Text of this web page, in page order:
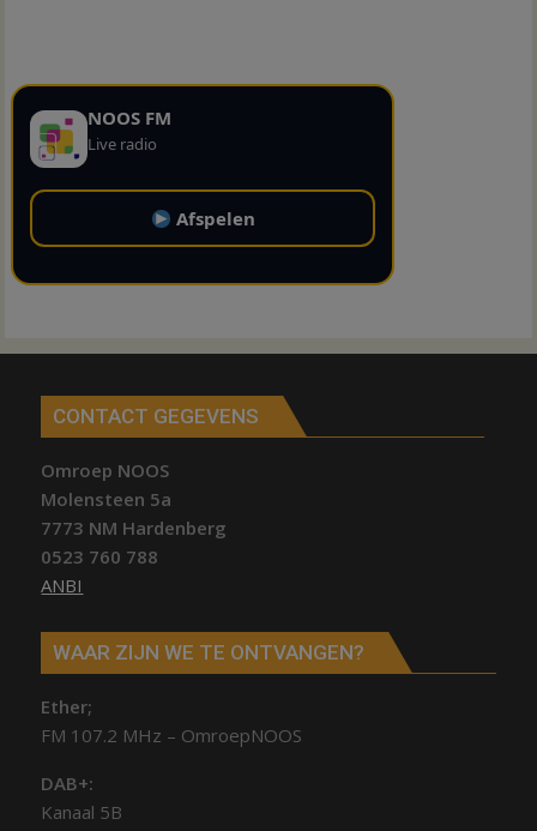
NOOS FM
Live radio
Afspelen
CONTACT GEGEVENS
Omroep NOOS
Molensteen 5a
7773 NM Hardenberg
0523 760 788
ANBI
WAAR ZIJN WE TE ONTVANGEN?
Ether;
FM 107.2 MHz – OmroepNOOS
DAB+:
Kanaal 5B